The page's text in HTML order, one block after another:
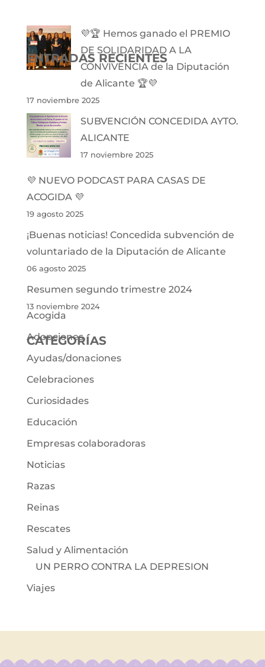
ENTRADAS RECIENTES
💜🏆 Hemos ganado el PREMIO
DE SOLIDARIDAD A LA
CONVIVENCIA de la Diputación
de Alicante 🏆💜
17 noviembre 2025
SUBVENCIÓN CONCEDIDA AYTO.
ALICANTE
17 noviembre 2025
💜 NUEVO PODCAST PARA CASAS DE
ACOGIDA 💜
19 agosto 2025
¡Buenas noticias! Concedida subvención de
voluntariado de la Diputación de Alicante
06 agosto 2025
Resumen segundo trimestre 2024
13 noviembre 2024
CATEGORÍAS
Acogida
Adopciones
Ayudas/donaciones
Celebraciones
Curiosidades
Educación
Empresas colaboradoras
Noticias
Razas
Reinas
Rescates
Salud y Alimentación
UN PERRO CONTRA LA DEPRESION
Viajes